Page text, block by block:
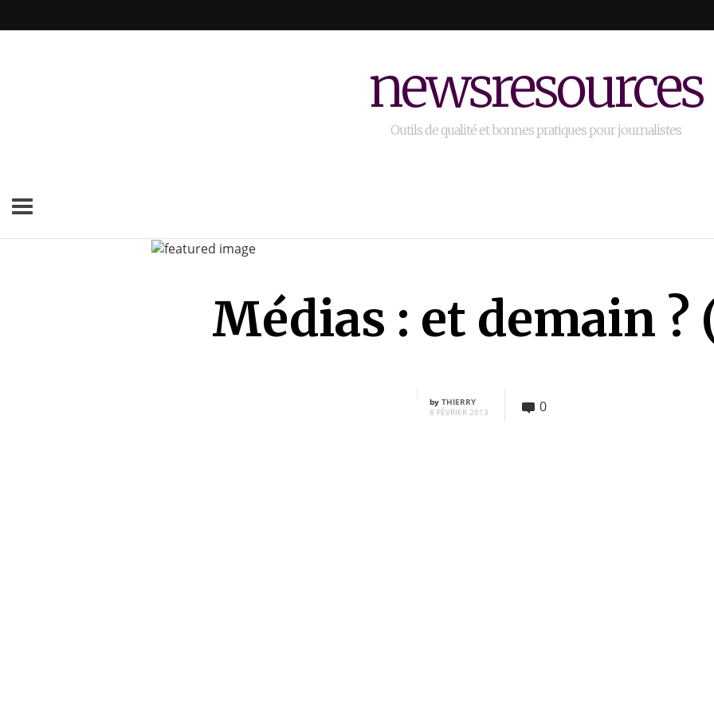
newsresources
Outils de qualité et bonnes pratiques pour journalistes
Médias : et demain ?
byTHIERRY
8 FÉVRIER 2013
0